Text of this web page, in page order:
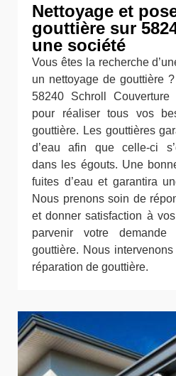
Nettoyage et
gouttière sur
une société
Vous êtes la recherche
un nettoyage de gouttière
58240 Schroll
pour réaliser tous vos
gouttière. Les gouttières
d’eau afin que celle-ci
dans les égouts. Une
fuites d’eau et garantira
Nous prenons soin de
et donner satisfaction à
parvenir votre
gouttière. Nous
réparation de gouttière.